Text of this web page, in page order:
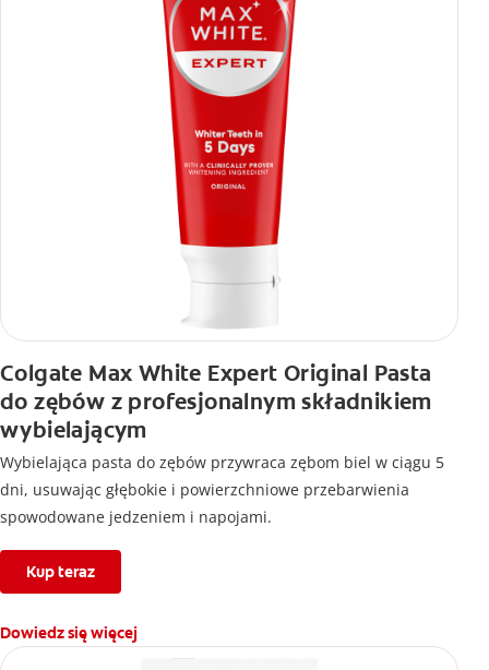
Colgate Max White Expert Original Pasta
do zębów z profesjonalnym składnikiem
wybielającym
Wybielająca pasta do zębów przywraca zębom biel w ciągu 5
dni, usuwając głębokie i powierzchniowe przebarwienia
spowodowane jedzeniem i napojami.
Kup teraz
Dowiedz się więcej